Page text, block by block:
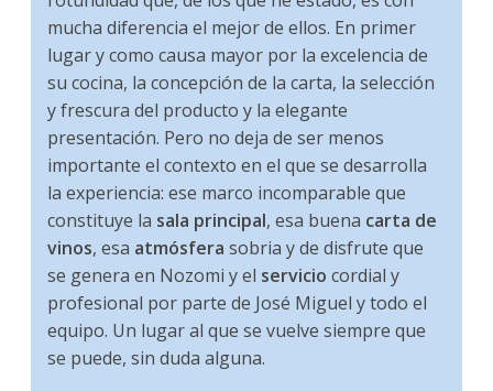
mucha diferencia el mejor de ellos. En primer
lugar y como causa mayor por la excelencia de
su cocina, la concepción de la carta, la selección
y frescura del producto y la elegante
presentación. Pero no deja de ser menos
importante el contexto en el que se desarrolla
la experiencia: ese marco incomparable que
constituye la sala principal, esa buena carta de
vinos, esa atmósfera sobria y de disfrute que
se genera en Nozomi y el servicio cordial y
profesional por parte de José Miguel y todo el
equipo. Un lugar al que se vuelve siempre que
se puede, sin duda alguna.